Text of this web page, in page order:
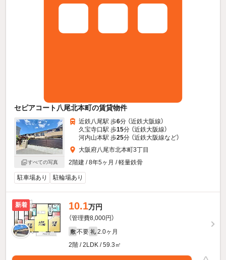
セピアコート八尾北本町の賃貸物件
すべての写真
近鉄八尾駅 歩6分 （近鉄大阪線）
久宝寺口駅 歩15分 （近鉄大阪線）
河内山本駅 歩25分 （近鉄大阪線など）
大阪府八尾市北本町3丁目
2階建 / 8年5ヶ月 / 軽量鉄骨
駐車場あり 駐輪場あり
新着 10.1万円
（管理費8,000円）
敷 不要 礼 2.0ヶ月
2階 / 2LDK / 59.3㎡